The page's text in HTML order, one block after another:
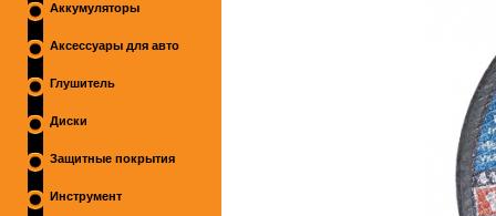
Аккумуляторы
Аксессуары для авто
Глушитель
Диски
Защитные покрытия
Инструмент